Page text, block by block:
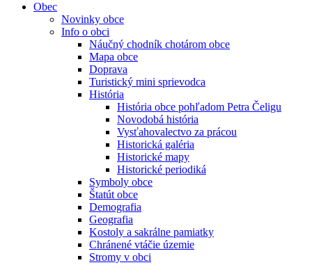
Obec
Novinky obce
Info o obci
Náučný chodník chotárom obce
Mapa obce
Doprava
Turistický mini sprievodca
História
História obce pohľadom Petra Čeligu
Novodobá história
Vysťahovalectvo za prácou
Historická galéria
Historické mapy
Historické periodiká
Symboly obce
Štatút obce
Demografia
Geografia
Kostoly a sakrálne pamiatky
Chránené vtáčie územie
Stromy v obci